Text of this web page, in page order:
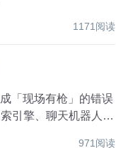
1171阅读
「现场有枪」的错误
引擎、聊天机器人这
971阅读